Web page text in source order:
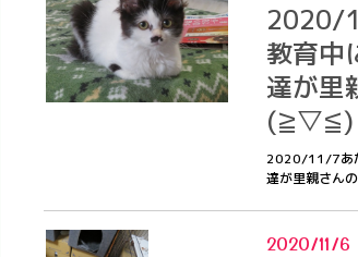
2020/
教育中
達が里
(≧▽≦)
2020/11/7あ
達が里親さん
2020/11/6